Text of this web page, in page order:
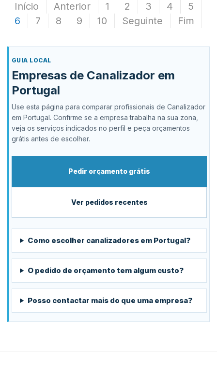
Início Anterior 1 2 3 4
5
6
7 8 9 10 Seguinte Fim
GUIA LOCAL
Empresas de Canalizador em
Portugal
Use esta página para comparar profissionais de Canalizador
em Portugal. Confirme se a empresa trabalha na sua zona,
veja os serviços indicados no perfil e peça orçamentos
grátis antes de escolher.
Pedir orçamento grátis
Ver pedidos recentes
Como escolher canalizadores em Portugal?
O pedido de orçamento tem algum custo?
Posso contactar mais do que uma empresa?